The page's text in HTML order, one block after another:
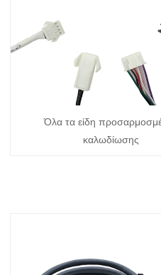
Όλα τα είδη
καλωδίωσης